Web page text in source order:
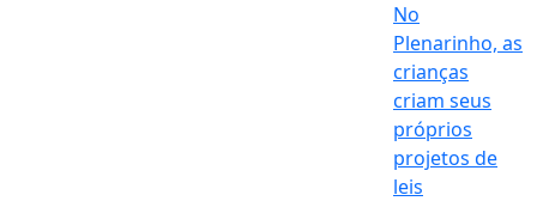
No
Plenarinho, as
crianças
criam seus
próprios
projetos de
leis